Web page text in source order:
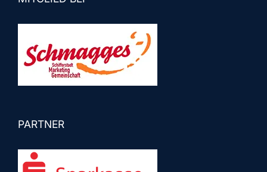
PARTNER